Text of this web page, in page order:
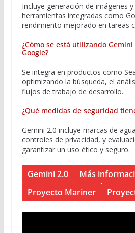
Incluye generación de imágenes
herramientas integradas como
rendimiento mejorado en tareas
¿Cómo se está utilizando
Google?
Se integra en productos como
optimizando la búsqueda, el
flujos de trabajo de desarrollo.
¿Qué medidas de seguridad
Gemini 2.0 incluye marcas de
controles de privacidad, y
garantizar un uso ético y seguro.
Gemini 2.0
Más
Proyecto Mariner